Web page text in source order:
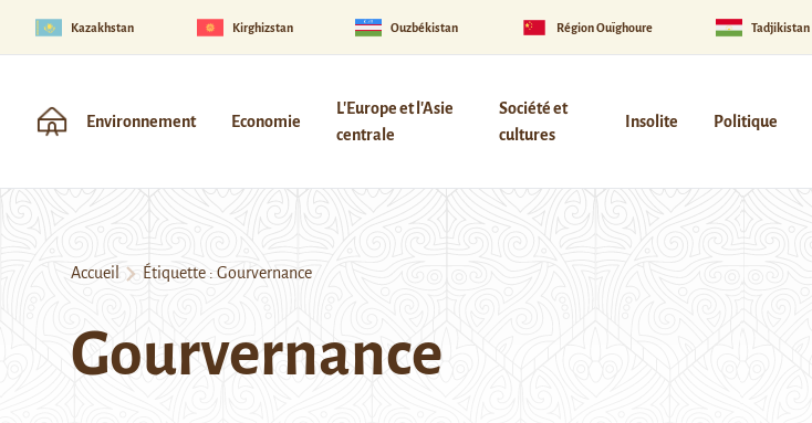
Kazakhstan Kirghizstan Ouzbékistan Région Ouïghoure Tadjikistan
Environnement Economie
L'Europe et l'Asie
centrale
Société et
cultures
Insolite Politique
Accueil Étiquette : Gourvernance
Gourvernance